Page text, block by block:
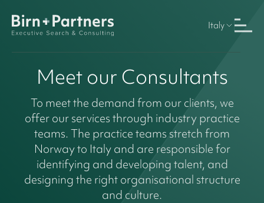
Italy
Meet our Consultants
To meet the demand from our clients, we
offer our services through industry practice
teams. The practice teams stretch from
Norway to Italy and are responsible for
identifying and developing talent, and
designing the right organisational structure
and culture.